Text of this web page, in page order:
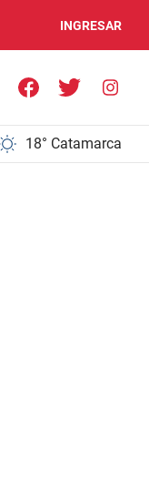
INGRESAR
18° Catamarca